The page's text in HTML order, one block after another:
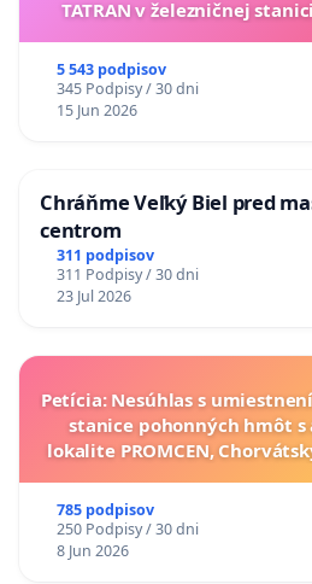
TATRAN v železničnej
5 543 podpisov
345 Podpisy / 30 dni
15 Jun 2026
Chráňme Veľký Biel pred
centrom
311 podpisov
311 Podpisy / 30 dni
23 Jul 2026
Petícia: Nesúhlas s
stanice pohonných hmôt
lokalite PROMCEN,
785 podpisov
250 Podpisy / 30 dni
8 Jun 2026